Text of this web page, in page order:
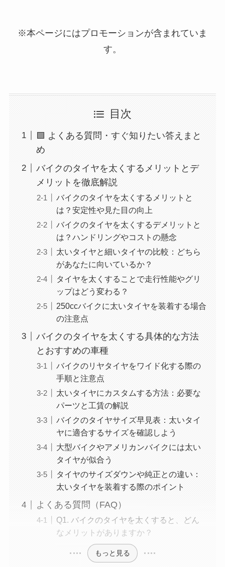
※本ページにはプロモーションが含まれていま
す。
目次
🟩 よくある質問・すぐ知りたい答えまと
め
バイクのタイヤを太くするメリットとデ
メリットを徹底解説
バイクのタイヤを太くするメリットと
は？安定性や見た目の向上
バイクのタイヤを太くするデメリットと
は？ハンドリングやコストの懸念
太いタイヤと細いタイヤの比較：どちら
があなたに向いているか？
タイヤを太くすることで走行性能やグリ
ップはどう変わる？
250ccバイクに太いタイヤを装着する場合
の注意点
バイクのタイヤを太くする具体的な方法
とおすすめの車種
バイクのリヤタイヤをワイド化する際の
手順と注意点
太いタイヤにカスタムする方法：必要な
パーツと工賃の解説
バイクのタイヤサイズ早見表：太いタイ
ヤに適合するサイズを確認しよう
大型バイクやアメリカンバイクには太い
タイヤが似合う
タイヤのサイズダウンや純正との違い：
太いタイヤを装着する際のポイント
よくある質問（FAQ）
Q1. バイクのタイヤを太くすると、どん
なメリットがありますか？
もっと見る